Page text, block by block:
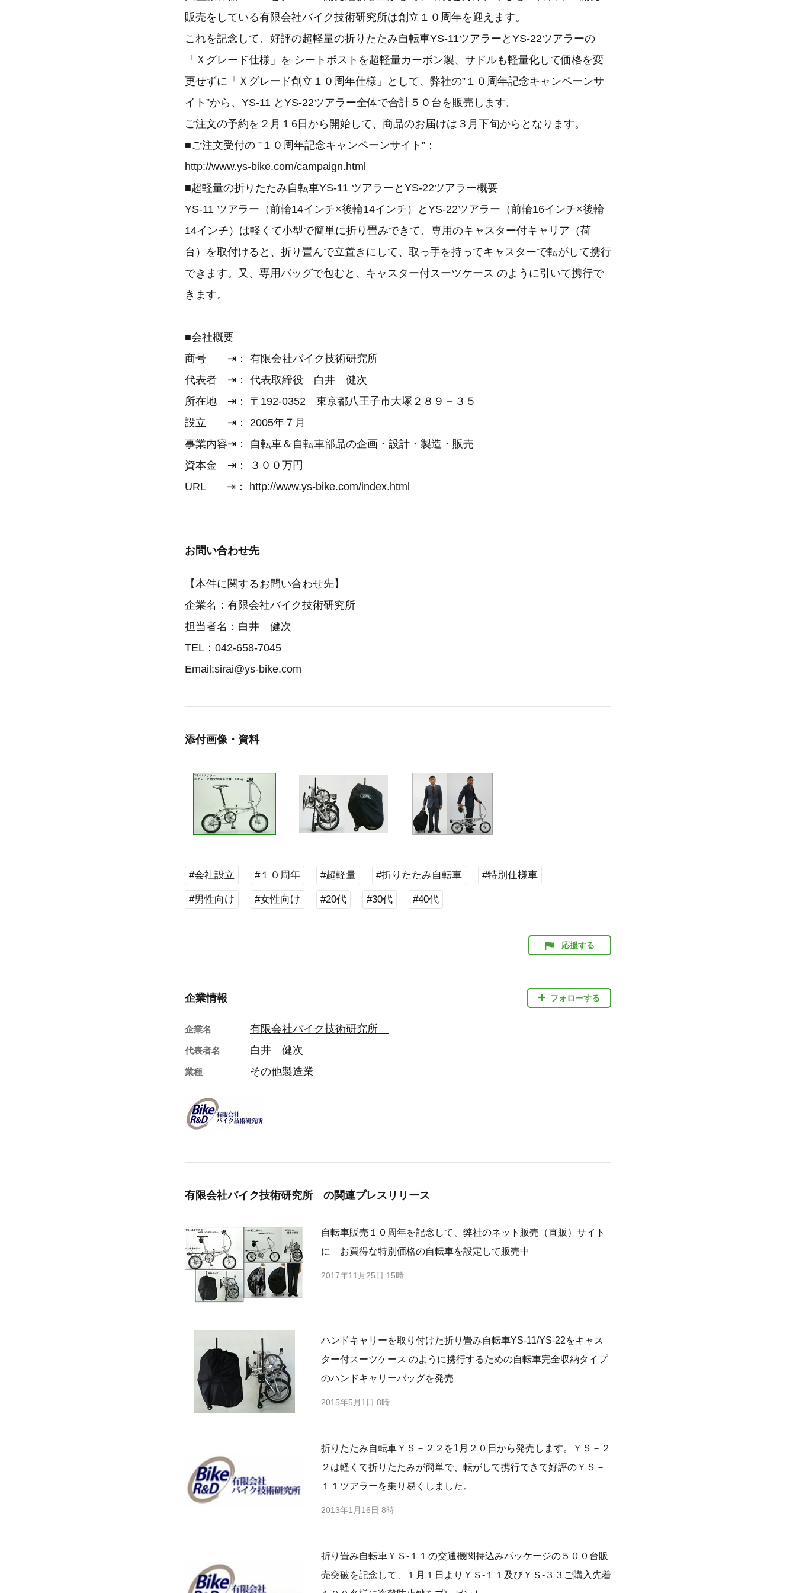
販売をしている有限会社バイク技術研究所は創立１０周年を迎えます。
これを記念して、好評の超軽量の折りたたみ自転車YS-11ツアラーとYS-22ツアラーの
「Ｘグレード仕様」を シートポストを超軽量カーボン製、サドルも軽量化して価格を変
更せずに「Ｘグレード創立１０周年仕様」として、弊社の”１０周年記念キャンペーンサ
イト”から、YS-11 とYS-22ツアラー全体で合計５０台を販売します。
ご注文の予約を２月１6日から開始して、商品のお届けは３月下旬からとなります。
■ご注文受付の ”１０周年記念キャンペーンサイト”：
http://www.ys-bike.com/campaign.html
■超軽量の折りたたみ自転車YS-11 ツアラーとYS-22ツアラー概要
YS-11 ツアラー（前輪14インチ×後輪14インチ）とYS-22ツアラー（前輪16インチ×後輪
14インチ）は軽くて小型で簡単に折り畳みできて、専用のキャスター付キャリア（荷
台）を取付けると、折り畳んで立置きにして、取っ手を持ってキャスターで転がして携行
できます。又、専用バッグで包むと、キャスター付スーツケース のように引いて携行で
きます。
■会社概要
商号 ⇥： 有限会社バイク技術研究所
代表者 ⇥： 代表取締役 白井 健次
所在地 ⇥： 〒192-0352 東京都八王子市大塚２８９－３５
設立 ⇥： 2005年７月
事業内容⇥： 自転車＆自転車部品の企画・設計・製造・販売
資本金 ⇥： ３００万円
URL ⇥： http://www.ys-bike.com/index.html
お問い合わせ先
【本件に関するお問い合わせ先】
企業名：有限会社バイク技術研究所
担当者名：白井 健次
TEL：042-658-7045
Email:sirai@ys-bike.com
添付画像・資料
#会社設立 #１０周年 #超軽量 #折りたたみ自転車 #特別仕様車
#男性向け #女性向け #20代 #30代 #40代
応援する
企業情報 フォローする
企業名 有限会社バイク技術研究所
代表者名 白井 健次
業種 その他製造業
有限会社バイク技術研究所 の関連プレスリリース
自転車販売１０周年を記念して、弊社のネット販売（直販）サイト
に お買得な特別価格の自転車を設定して販売中
2017年11月25日 15時
ハンドキャリーを取り付けた折り畳み自転車YS-11/YS-22をキャス
ター付スーツケース のように携行するための自転車完全収納タイプ
のハンドキャリーバッグを発売
2015年5月1日 8時
折りたたみ自転車ＹＳ－２２を1月２０日から発売します。ＹＳ－２
２は軽くて折りたたみが簡単で、転がして携行できて好評のＹＳ－
１１ツアラーを乗り易くしました。
2013年1月16日 8時
折り畳み自転車ＹＳ-１１の交通機関持込みパッケージの５００台販
売突破を記念して、１月１日よりＹＳ-１１及びＹＳ-３３ご購入先着